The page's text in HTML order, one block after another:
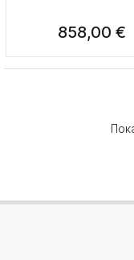
858,00 €